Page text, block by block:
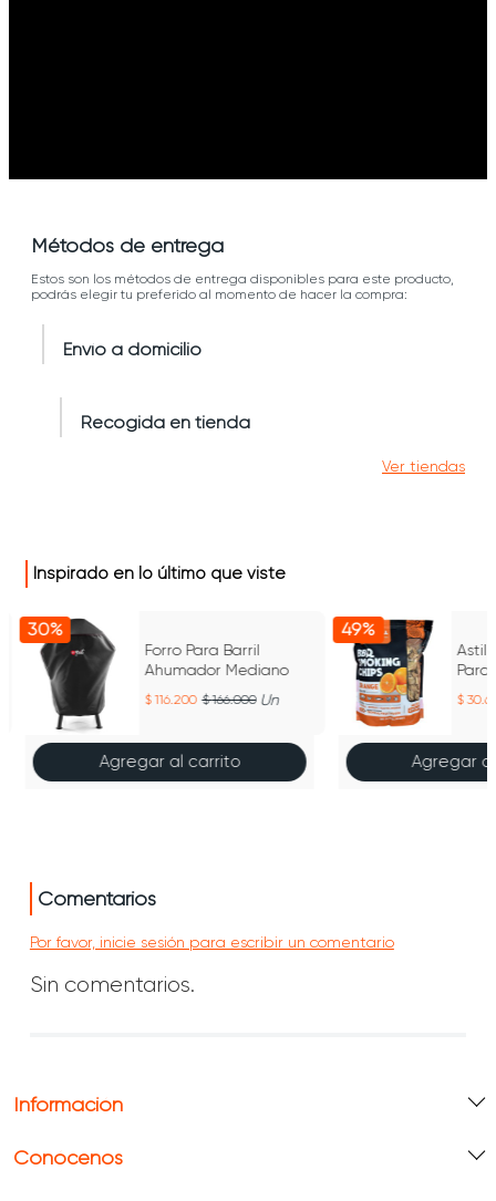
Métodos de entrega
Estos son los métodos de entrega disponibles para este producto,
podrás elegir tu preferido al momento de hacer la compra:
Envío a domicilio
Recogida en tienda
Ver tiendas
Inspirado en lo último que viste
30%
Forro Para Barril
Ahumador Mediano
116.200 166.000 Un
Agregar al carrito
49%
Para
Agregar
Comentarios
Por favor, inicie sesión para escribir un comentario
Sin comentarios.
Información
Conócenos